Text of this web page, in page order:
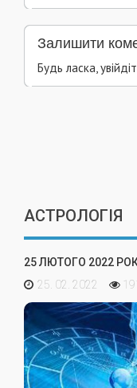
Залишити
Будь ласка,
АСТРОЛОГІЯ
25 ЛЮТОГО 2022
25. 02. 2022